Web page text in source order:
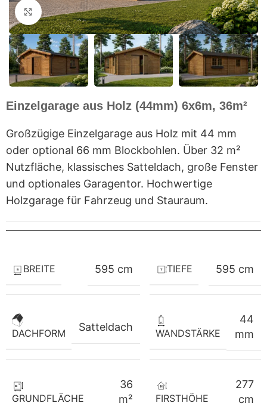
Klick zum Vergrößern
Einzelgarage aus Holz (44mm) 6x6m, 36m²
Großzügige Einzelgarage aus Holz mit 44 mm
oder optional 66 mm Blockbohlen. Über 32 m²
Nutzfläche, klassisches Satteldach, große Fenster
und optionales Garagentor. Hochwertige
Holzgarage für Fahrzeug und Stauraum.
BREITE 595 cm TIEFE 595 cm
DACHFORM
Satteldach
WANDSTÄRKE
44
mm
GRUNDFLÄCHE
36
m²
FIRSTHÖHE
277
cm